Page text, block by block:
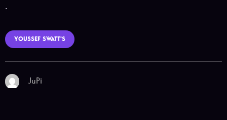
.
YOUSSEF SWATT'S
JuPi